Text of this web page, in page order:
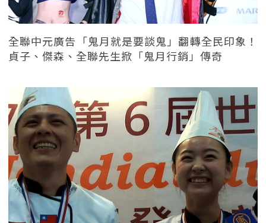
全聯中元廣告「鬼月就是要談鬼」翻轉全民印象！
貞子、傑森、全聯先生掀「鬼月行銷」傳奇